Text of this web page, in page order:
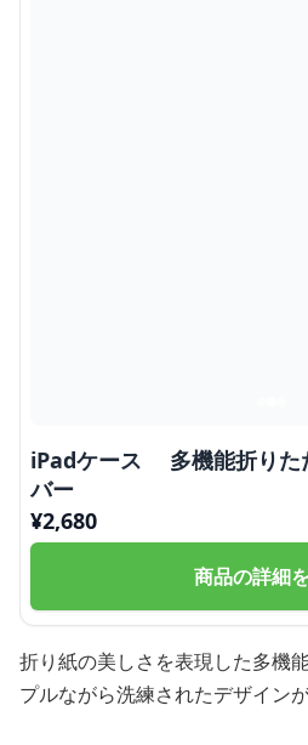
iPadケース 多機能折りた
バー
¥2,680
商品の詳細
折り紙の美しさを表現した多機
プルながら洗練されたデザインが